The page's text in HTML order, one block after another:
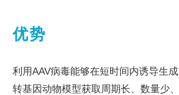
优势
利用AAV病毒能够在短时间内诱导生
转基因动物模型获取周期长、数量少